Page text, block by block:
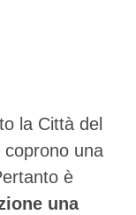
la Città del
coprono una
è
una